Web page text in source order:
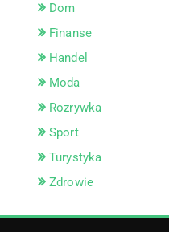
Dom
Finanse
Handel
Moda
Rozrywka
Sport
Turystyka
Zdrowie